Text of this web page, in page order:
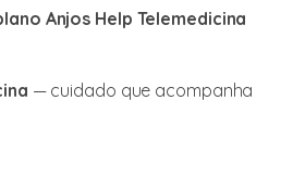
Anjos Help Telemedicina
— cuidado que acompanha